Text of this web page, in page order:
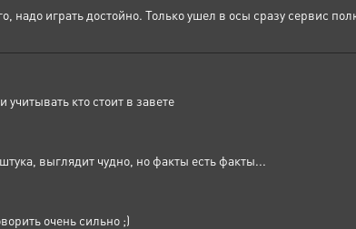
надо играть достойно. Только ушел в осы сразу сервис
учитывать кто стоит в завете
выглядит чудно, но факты есть факты...
очень сильно ;)